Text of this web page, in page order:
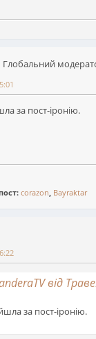
Глобальний
за пост-іронію.
corazon Bayraktar
від
за пост-іронію.